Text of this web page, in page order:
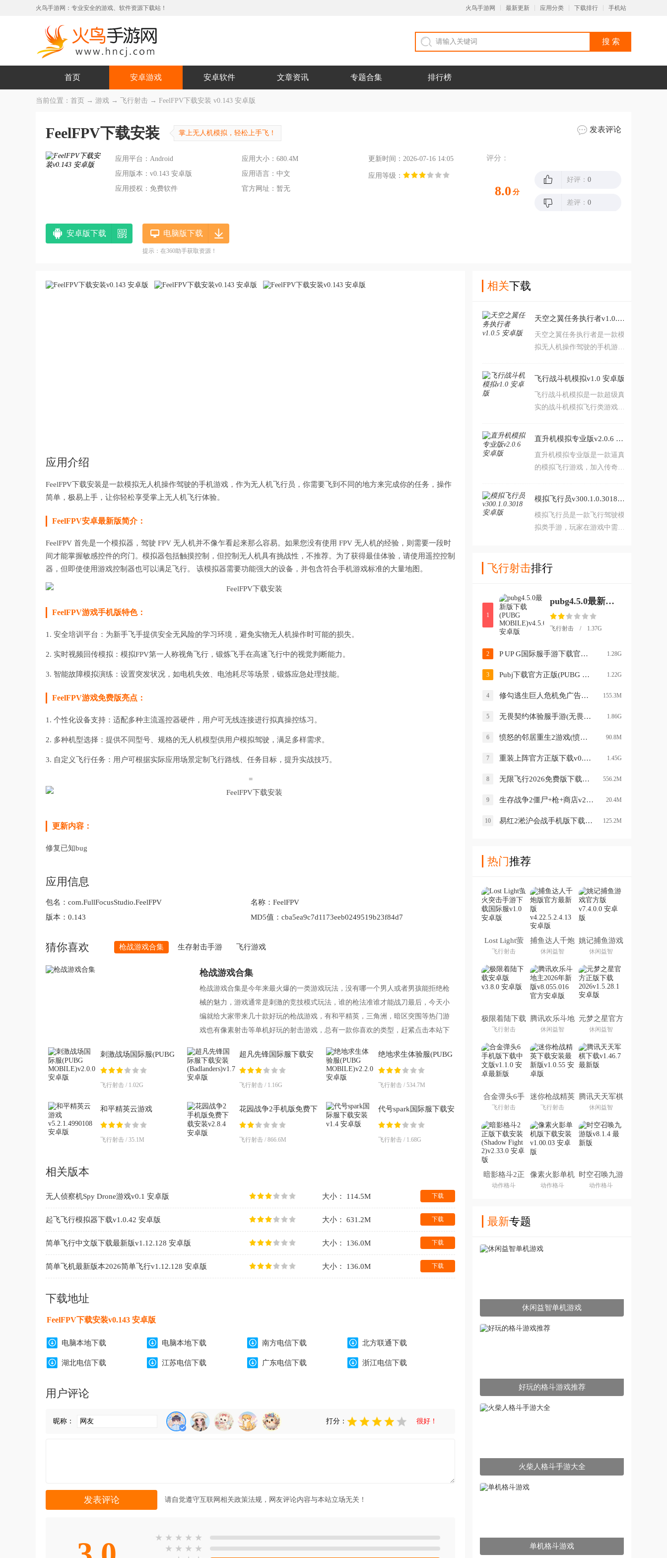
火鸟手游网：专业安全的游戏、软件资源下载站！ 火鸟手游网 最新更新 应用分类 下载排行 手机站
首页 安卓游戏 安卓软件 文章资讯 专题合集 排行榜
当前位置： 首页 → 游戏 → 飞行射击 → FeelFPV下载安装 v0.143 安卓版
FeelFPV下载安装 掌上无人机模拟，轻松上手飞！ 发表评论
应用平台：Android 应用大小：680.4M
更新时间：2026-07-16 14:05
应用版本：v0.143 安卓版
应用语言：中文
应用等级：
应用授权：免费软件
官方网址：暂无
评分：
8.0 分
好评： 0
差评： 0
安卓版下载 电脑版下载
提示：在360助手获取资源！
应用介绍
FeelFPV下载安装是一款模拟无人机操作驾驶的手机游戏，作为无人机飞行员，你需要飞到不同的地方来完成你的任务，操作
简单，极易上手，让你轻松享受掌上无人机飞行体验。
FeelFPV安卓最新版简介：
FeelFPV 首先是一个模拟器，驾驶 FPV 无人机并不像乍看起来那么容易。如果您没有使用 FPV 无人机的经验，则需要一段时
间才能掌握敏感控件的窍门。模拟器包括触摸控制，但控制无人机具有挑战性，不推荐。为了获得最佳体验，请使用遥控控制
器，但即使使用游戏控制器也可以满足飞行。 该模拟器需要功能强大的设备，并包含符合手机游戏标准的大量地图。
FeelFPV游戏手机版特色：
1. 安全培训平台：为新手飞手提供安全无风险的学习环境，避免实物无人机操作时可能的损失。
2. 实时视频回传模拟：模拟FPV第一人称视角飞行，锻炼飞手在高速飞行中的视觉判断能力。
3. 智能故障模拟演练：设置突发状况，如电机失效、电池耗尽等场景，锻炼应急处理技能。
FeelFPV游戏免费版亮点：
1. 个性化设备支持：适配多种主流遥控器硬件，用户可无线连接进行拟真操控练习。
2. 多种机型选择：提供不同型号、规格的无人机模型供用户模拟驾驶，满足多样需求。
3. 自定义飞行任务：用户可根据实际应用场景定制飞行路线、任务目标，提升实战技巧。
=
更新内容：
修复已知bug
应用信息
包名： com.FullFocusStudio.FeelFPV 名称： FeelFPV
版本： 0.143 MD5值： cba5ea9c7d1173eeb0249519b23f84d7
猜你喜欢 枪战游戏合集 生存射击手游 飞行游戏
枪战游戏合集
枪战游戏合集是今年来最火爆的一类游戏玩法，没有哪一个男人或者男孩能拒绝枪
械的魅力，游戏通常是刺激的竞技模式玩法，谁的枪法准谁才能战刀最后，今天小
编就给大家带来几十款好玩的枪战游戏，有和平精英，三角洲，暗区突围等热门游
戏也有像素射击等单机好玩的射击游戏，总有一款你喜欢的类型，赶紧点击本站下
刺激战场国际服(PUBG
MOBILE)v2.0.0 安卓版
飞行射击 / 1.02G
超凡先锋国际服下载安
装(Badlanders)v1.7 安卓
飞行射击 / 1.16G
绝地求生体验服(PUBG
MOBILE)v2.2.0 安卓版
飞行射击 / 534.7M
和平精英云游戏
v5.2.1.4990108 安卓版
飞行射击 / 35.1M
花园战争2手机版免费下
载安装v2.8.4 安卓版
飞行射击 / 866.6M
代号spark国际服下载安
装v1.4 安卓版
飞行射击 / 1.68G
相关版本
无人侦察机Spy Drone游戏v0.1 安卓版 大小： 114.5M 下载
起飞飞行模拟器下载v1.0.42 安卓版 大小： 631.2M 下载
简单飞行中文版下载最新版v1.12.128 安卓版 大小： 136.0M 下载
简单飞机最新版本2026简单飞行v1.12.128 安卓版 大小： 136.0M 下载
下载地址
FeelFPV下载安装v0.143 安卓版
电脑本地下载 电脑本地下载 南方电信下载 北方联通下载
湖北电信下载 江苏电信下载 广东电信下载 浙江电信下载
用户评论
昵称： 打分： 很好！
请自觉遵守互联网相关政策法规，网友评论内容与本站立场无关！
★ ★ ★ ★ ★
★ ★ ★ ★
相关下载
天空之翼任务执行者v1.0.5 安卓版
天空之翼任务执行者是一款模
拟无人机操作驾驶的手机游
任务。操作简单，极易上手，
让你轻松享受掌上无人机飞行
体验。
飞行战斗机模拟v1.0 安卓版
飞行战斗机模拟是一款超级真
实的战斗机模拟飞行类游戏，
属性也要求不同，选择适合的
飞机可以大大减少闯关难度！
游戏中还有超大的地图可以自
使用，快选择你喜欢的战机，
直升机模拟专业版v2.0.6 安卓版
直升机模拟专业版是一款逼真
的模拟飞行游戏，加入传奇的
御，对敌人展开致命的空袭，
突袭敌人的阵地，顺利的完成
组织交给自己的任务，并享受
模拟飞行员v300.1.0.3018 安卓版
模拟飞行员是一款飞行驾驶模
拟类手游，玩家在游戏中需要
以体验到不同型号的客机、直
等，十分的逼真，多种操控方
向的方式供你选择。
飞行射击排行
1
pubg4.5.0最新版下载(PUBG MOBILE)v4.5.0 安卓版
飞行射击 / 1.37G
2 P UP G国际服手游下载官方正版(PUBG MOBILE)v4.3.0 安卓版 1.28G
3 Pubj下载官方正版(PUBG MOBILE)v4.2.0 安卓版 1.22G
4 修勾逃生巨人危机免广告版(修勾逃生巨人危机（神瞳修改）)v1.0 安卓版 155.3M
5 无畏契约体验服手游(无畏契约：源能行动（体验服）)v1.1.0 最新版 1.86G
6 愤怒的邻居重生2游戏(愤怒的邻居：reborn)v0.5 最新版 90.8M
7 重装上阵官方正版下载v0.100.378 最新版 1.45G
8 无限飞行2026免费版下载安装v25.1.5 安卓版 556.2M
9 生存战争2僵尸+枪+商店v2.3.10.4 安卓版 20.4M
10 易红2淞沪会战手机版下载v1.03 安卓版 125.2M
热门推荐
Lost Light萤
火突击手游下
载国际服
飞行射击
捕鱼达人千炮
版官方最新版
休闲益智
姚记捕鱼游戏
官方版
休闲益智
极限着陆下载
安卓版
飞行射击
腾讯欢乐斗地
主2026年新
版
休闲益智
元梦之星官方
正版下载
2026
休闲益智
合金弹头6手
机版下载中文
版
飞行射击
迷你枪战精英
下载安装最新
版
飞行射击
腾讯天天军棋
下载
休闲益智
暗影格斗2正
版下载安装
(Shadow
动作格斗
像素火影单机
版下载安装
动作格斗
时空召唤九游
版
动作格斗
最新专题
休闲益智单机游戏
好玩的格斗游戏推荐
火柴人格斗手游大全
单机格斗游戏